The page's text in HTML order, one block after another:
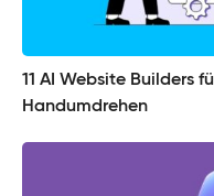
11 AI Website Builders
Handumdrehen